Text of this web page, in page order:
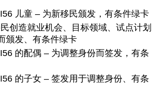
儿童 – 为新移民颁发，有条件绿卡
创造就业机会、目标领域、试点计划
发、有条件绿卡
的配偶 – 为调整身份而签发，有条
的子女 – 签发用于调整身份、有条